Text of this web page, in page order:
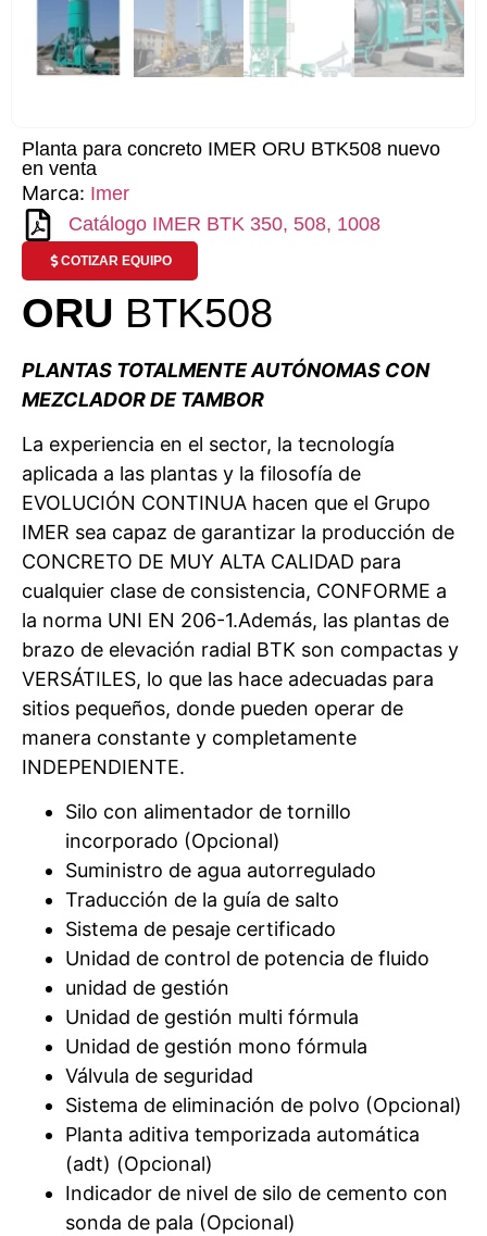
Planta para concreto IMER ORU BTK508 nuevo
en venta
Marca: Imer
Catálogo IMER BTK 350, 508, 1008
COTIZAR EQUIPO
ORU BTK508
PLANTAS TOTALMENTE AUTÓNOMAS CON
MEZCLADOR DE TAMBOR
La experiencia en el sector, la tecnología
aplicada a las plantas y la filosofía de
EVOLUCIÓN CONTINUA hacen que el Grupo
IMER sea capaz de garantizar la producción de
CONCRETO DE MUY ALTA CALIDAD para
cualquier clase de consistencia, CONFORME a
la norma UNI EN 206-1.Además, las plantas de
brazo de elevación radial BTK son compactas y
VERSÁTILES, lo que las hace adecuadas para
sitios pequeños, donde pueden operar de
manera constante y completamente
INDEPENDIENTE.
Silo con alimentador de tornillo
incorporado (Opcional)
Suministro de agua autorregulado
Traducción de la guía de salto
Sistema de pesaje certificado
Unidad de control de potencia de fluido
unidad de gestión
Unidad de gestión multi fórmula
Unidad de gestión mono fórmula
Válvula de seguridad
Sistema de eliminación de polvo (Opcional)
Planta aditiva temporizada automática
(adt) (Opcional)
Indicador de nivel de silo de cemento con
sonda de pala (Opcional)